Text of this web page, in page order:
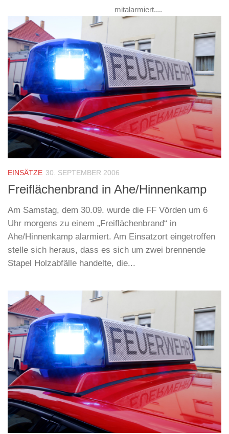
mitalarmiert....
EINSÄTZE 30. SEPTEMBER 2006
Freiflächenbrand in Ahe/Hinnenkamp
Am Samstag, dem 30.09. wurde die FF Vörden um 6
Uhr morgens zu einem „Freiflächenbrand“ in
Ahe/Hinnenkamp alarmiert. Am Einsatzort eingetroffen
stelle sich heraus, dass es sich um zwei brennende
Stapel Holzabfälle handelte, die...